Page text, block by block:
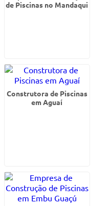
de Piscinas no Mandaqui
Construtora de Piscinas
em Aguaí